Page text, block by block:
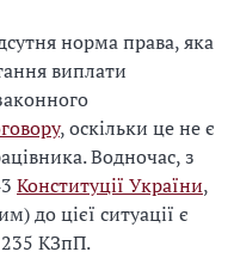
норма права, яка
виплати
, оскільки це не є
Водночас, з
Конституції України,
до цієї ситуації є
235 КЗпП.